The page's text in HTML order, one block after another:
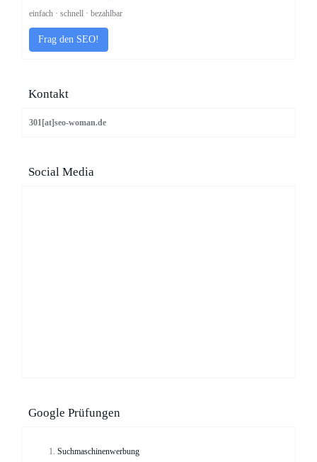
einfach · schnell · bezahlbar
Frag den SEO!
Kontakt
301[at]seo-woman.de
Social Media
Google Prüfungen
Suchmaschinenwerbung